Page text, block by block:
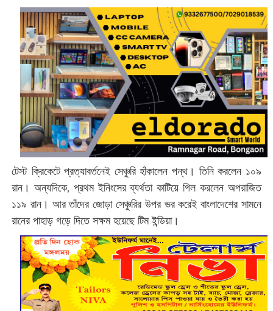
টেস্ট ক্রিকেটে প্রত্যাবর্তনেই সেঞ্চুরি হাঁকালেন পন্থ। তিনি করলেন ১০৯
রান। অন্যদিকে, প্রথম ইনিংসের ব্যর্থতা কাটিয়ে গিল করলেন অপরাজিত
১১৯ রান। আর তাঁদের জোড়া সেঞ্চুরির উপর ভর করেই বাংলাদেশের সামনে
রানের পাহাড় গড়ে দিতে সক্ষম হয়েছে টিম ইন্ডিয়া।